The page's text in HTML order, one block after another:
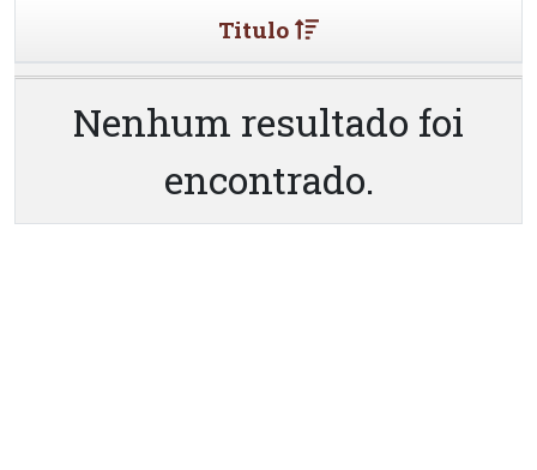
Titulo
Nenhum resultado foi
encontrado.